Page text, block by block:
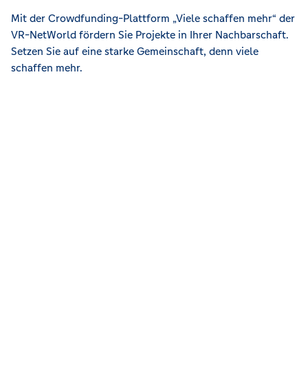
Mit der Crowdfunding-Plattform „Viele schaffen mehr“ der
VR-NetWorld fördern Sie Projekte in Ihrer Nachbarschaft.
Setzen Sie auf eine starke Gemeinschaft, denn viele
schaffen mehr.